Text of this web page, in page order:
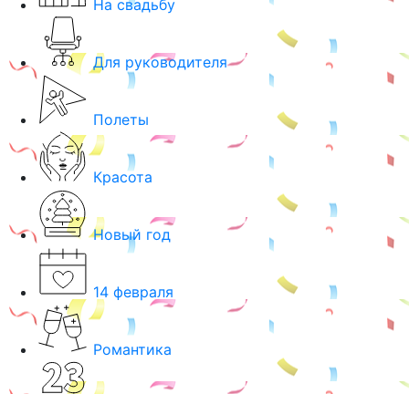
На свадьбу
Для руководителя
Полеты
Красота
Новый год
14 февраля
Романтика